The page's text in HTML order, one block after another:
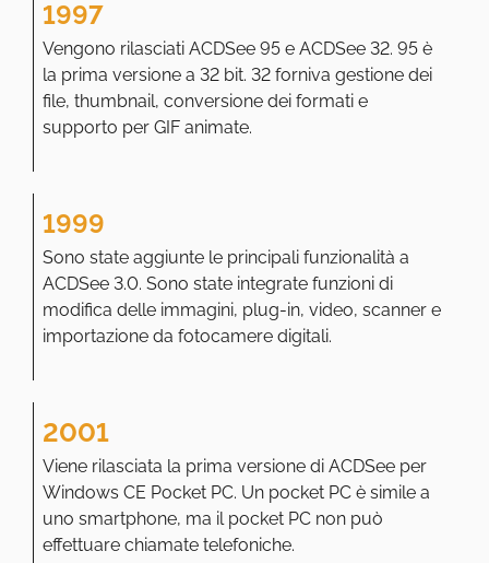
1997
Vengono rilasciati ACDSee 95 e ACDSee 32. 95 è
la prima versione a 32 bit. 32 forniva gestione dei
file, thumbnail, conversione dei formati e
supporto per GIF animate.
1999
Sono state aggiunte le principali funzionalità a
ACDSee 3.0. Sono state integrate funzioni di
modifica delle immagini, plug-in, video, scanner e
importazione da fotocamere digitali.
2001
Viene rilasciata la prima versione di ACDSee per
Windows CE Pocket PC. Un pocket PC è simile a
uno smartphone, ma il pocket PC non può
effettuare chiamate telefoniche.